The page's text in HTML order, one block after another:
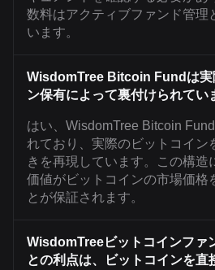
数料はアクティブファンド管理
います。
WisdomTree Bitcoin Fundは実
ン保有によって裏付けられてい
はい、WisdomTree Bitcoin
れており、実際のビットコイン
きを再現しています。この構造
価値がビットコインの市場価格
とが保証されます。
WisdomTreeビットコインファ
との利点は、ビットコインを直